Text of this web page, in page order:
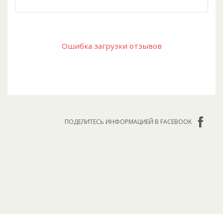
Ошибка загрузки отзывов
ПОДЕЛИТЕСЬ ИНФОРМАЦИЕЙ В FACEBOOK